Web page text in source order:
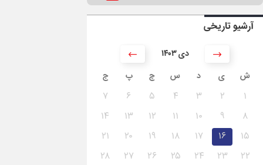
آرشیو تاریخی
۱۴۰۳ دی
ش
ی د س چ پ ج
۱ ۲ ۳ ۴ ۵ ۶
۷
۸
۹ ۱۰ ۱۱ ۱۲ ۱۳
۱۴
۱۵
۱۶ ۱۷ ۱۸ ۱۹ ۲۰
۲۱
۲۲
۲۳ ۲۴ ۲۵ ۲۶ ۲۷
۲۸